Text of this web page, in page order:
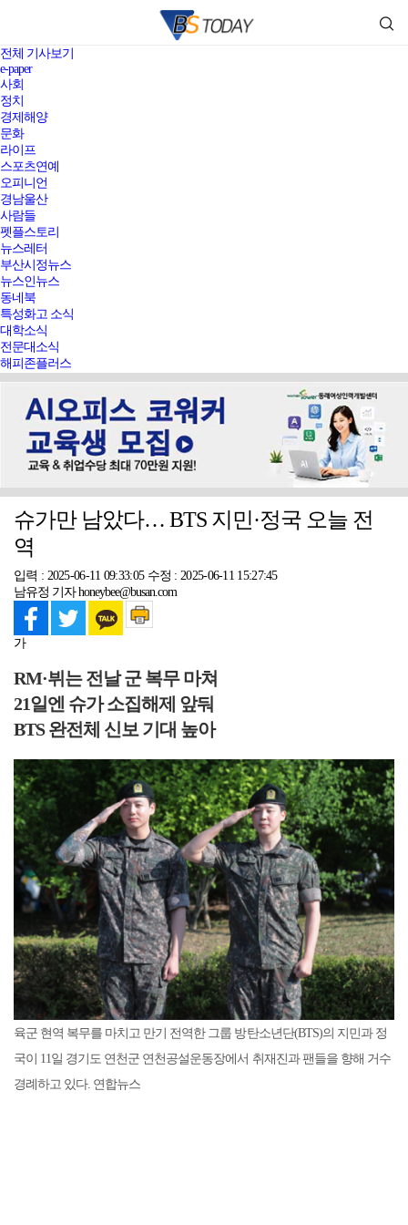
전체 기사보기
e-paper
사회
정치
경제해양
문화
라이프
스포츠연예
오피니언
경남울산
사람들
펫플스토리
뉴스레터
부산시정뉴스
뉴스인뉴스
동네북
특성화고 소식
대학소식
전문대소식
해피존플러스
슈가만 남았다… BTS 지민·정국 오늘 전
역
입력 : 2025-06-11 09:33:05 수정 : 2025-06-11 15:27:45
남유정 기자 honeybee@busan.com
가
RM·뷔는 전날 군 복무 마쳐
21일엔 슈가 소집해제 앞둬
BTS 완전체 신보 기대 높아
육군 현역 복무를 마치고 만기 전역한 그룹 방탄소년단(BTS)의 지민과 정
국이 11일 경기도 연천군 연천공설운동장에서 취재진과 팬들을 향해 거수
경례하고 있다. 연합뉴스